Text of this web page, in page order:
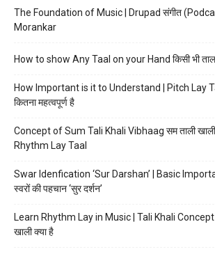
The Foundation of Music | Drupad संगीत
Morankar
How to show Any Taal on your Hand किसी भी ताल
How Important is it to Understand | Pitch Lay
कितना महत्वपूर्ण है
Concept of Sum Tali Khali Vibhaag सम ताली खाली
Rhythm Lay Taal
Swar Idenfication ‘Sur Darshan’ | Basic
स्वरों की पहचान ‘सुर दर्शन’
Learn Rhythm Lay in Music | Tali Khali Concept
खाली क्या है